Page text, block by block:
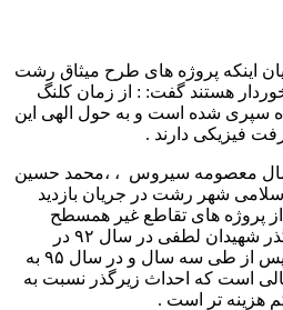
اینکه پروژه های طرح میثاق رشت
هستند گفت: : از زمان کلنگ
سپری شده است و به حول الهی این
معصومه سیروس ، ،محمد حسین
شهر رشت در جریان بازدید
از پروژه های تقاطع غیر همسطح
رشت با اشاره به اجرای زیرگذر شهیدان لطفی در سال ۹۲ در
رشت اظهار کرد:این زیرگذر پس از طی سه سال و در سال ۹۵ به
است که احداث زیرگذر نسبت به
هزینه تر است .